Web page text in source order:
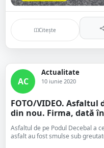
Citește
AC
Actualitate
10 iunie 2020
FOTO/VIDEO. Asfaltul
din nou. Firma, dată
Asfaltul de pe Podul Decebal a
asfalt au fost smulse sub